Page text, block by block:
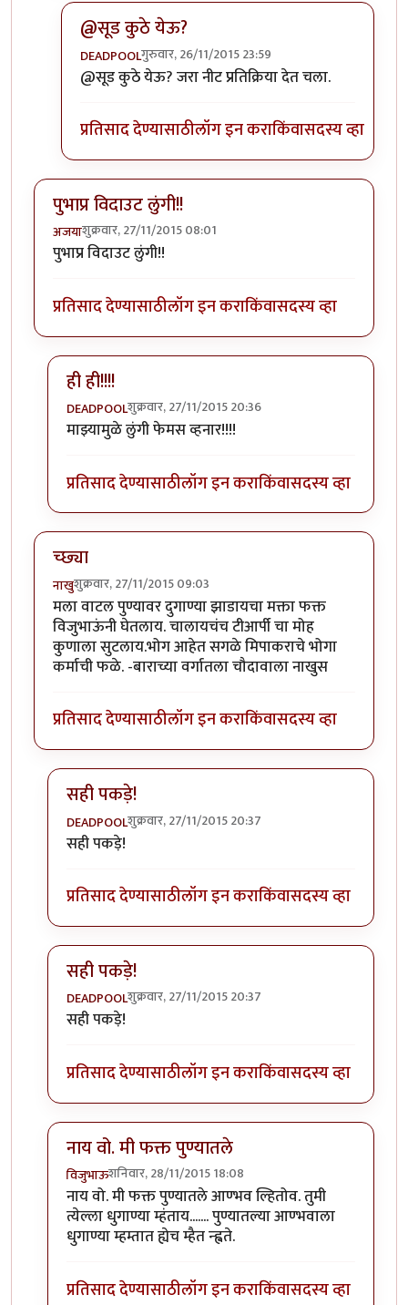
@सूड कुठे येऊ?
DEADPOOLगुरुवार, 26/11/2015 23:59
In reply toकाहून!!!byDEADPOOL
@सूड कुठे येऊ? जरा नीट प्रतिक्रिया देत चला.
प्रतिसाद देण्यासाठीलॉग इन कराकिंवासदस्य व्हा
पुभाप्र विदाउट लुंगी!!
अजयाशुक्रवार, 27/11/2015 08:01
पुभाप्र विदाउट लुंगी!!
प्रतिसाद देण्यासाठीलॉग इन कराकिंवासदस्य व्हा
ही ही!!!!
DEADPOOLशुक्रवार, 27/11/2015 20:36
In reply toपुभाप्र विदाउट लुंगी!!
माझ्यामुळे लुंगी फेमस व्हनार!!!!
प्रतिसाद देण्यासाठीलॉग इन कराकिंवासदस्य व्हा
च्छ्या
नाखुशुक्रवार, 27/11/2015 09:03
मला वाटल पुण्यावर दुगाण्या झाडायचा मक्ता फक्त
विजुभाऊंनी घेतलाय. चालायचंच टीआर्पी चा मोह
कुणाला सुटलाय.भोग आहेत सगळे मिपाकराचे भोगा
कर्माची फळे. -बाराच्या वर्गातला चौदावाला नाखुस
प्रतिसाद देण्यासाठीलॉग इन कराकिंवासदस्य व्हा
सही पकड़े!
DEADPOOLशुक्रवार, 27/11/2015 20:37
In reply to
सही पकड़े!
प्रतिसाद देण्यासाठीलॉग इन कराकिंवासदस्य व्हा
सही पकड़े!
DEADPOOLशुक्रवार, 27/11/2015 20:37
In reply to
सही पकड़े!
प्रतिसाद देण्यासाठीलॉग इन कराकिंवासदस्य व्हा
नाय वो. मी फक्त पुण्यातले
विजुभाऊशनिवार, 28/11/2015 18:08
In reply toच्छ्याbyनाखु
नाय वो. मी फक्त पुण्यातले आण्भव ल्हितोव. तुमी
त्येल्ला धुगाण्या म्हंताय....... पुण्यातल्या आण्भवाला
धुगाण्या म्हम्तात ह्येच म्हैत न्ह्वते.
प्रतिसाद देण्यासाठीलॉग इन कराकिंवासदस्य व्हा